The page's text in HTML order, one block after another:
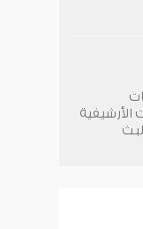
الأرشيفية